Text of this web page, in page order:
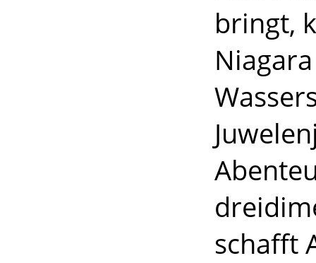
bringt,
schafft